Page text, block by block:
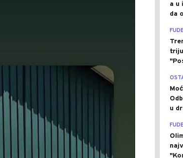
a u
da
u